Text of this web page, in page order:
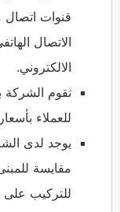
قنوات
الاتصال
الالكتروني.
تقوم الشركة
للعملاء
يوجد لدى
مقايسة
للتركيب